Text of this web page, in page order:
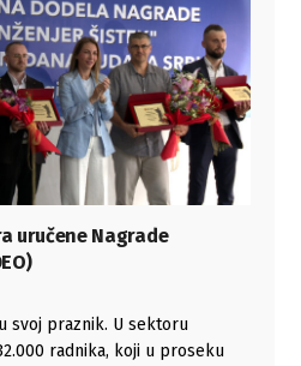
uručene Nagrade
svoj praznik. U sektoru
radnika, koji u proseku